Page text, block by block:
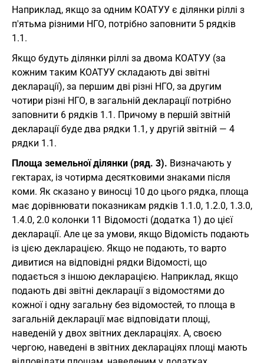
Наприклад, якщо за одним КОАТУУ є ділянки ріллі з
п'ятьма різними НГО, потрібно заповнити 5 рядків
1.1.
Якщо будуть ділянки ріллі за двома КОАТУУ (за
кожним таким КОАТУУ складають дві звітні
декларації), за першим дві різні НГО, за другим
чотири різні НГО, в загальній декларації потрібно
заповнити 6 рядків 1.1. Причому в першій звітній
декларації буде два рядки 1.1, у другій звітній — 4
рядки 1.1.
Площа земельної ділянки (ряд. 3). Визначають у
гектарах, із чотирма десятковими знаками після
коми. Як сказано у виносці 10 до цього рядка, площа
має дорівнювати показникам рядків 1.1.0, 1.2.0, 1.3.0,
1.4.0, 2.0 колонки 11 Відомості (додатка 1) до цієї
декларації. Але це за умови, якщо Відомість подають
із цією декларацією. Якщо не подають, то варто
дивитися на відповідні рядки Відомості, що
подається з іншою декларацією. Наприклад, якщо
подають дві звітні декларації з відомостями до
кожної і одну загальну без відомостей, то площа в
загальній декларації має відповідати площі,
наведеній у двох звітних деклараціях. А, своєю
чергою, наведені в звітних деклараціях площі мають